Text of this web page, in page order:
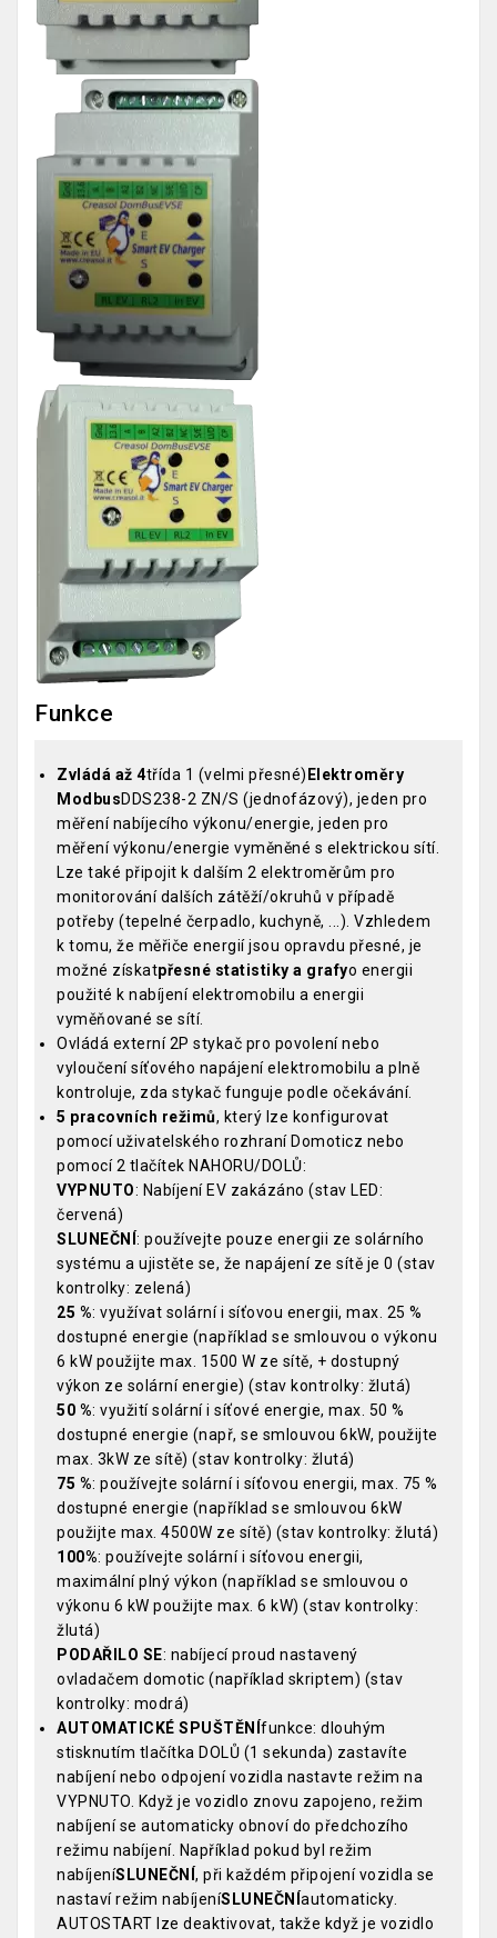
Funkce
Zvládá až 4třída 1 (velmi přesné) Elektroměry
ModbusDDS238-2 ZN/S (jednofázový), jeden pro
měření nabíjecího výkonu/energie, jeden pro
měření výkonu/energie vyměněné s elektrickou sítí.
Lze také připojit k dalším 2 elektroměrům pro
monitorování dalších zátěží/okruhů v případě
potřeby (tepelné čerpadlo, kuchyně, ...). Vzhledem
k tomu, že měřiče energií jsou opravdu přesné, je
možné získatpřesné statistiky a grafyo energii
použité k nabíjení elektromobilu a energii
vyměňované se sítí.
Ovládá externí 2P stykač pro povolení nebo
vyloučení síťového napájení elektromobilu a plně
kontroluje, zda stykač funguje podle očekávání.
5 pracovních režimů, který lze konfigurovat
pomocí uživatelského rozhraní Domoticz nebo
pomocí 2 tlačítek NAHORU/DOLŮ:
VYPNUTO: Nabíjení EV zakázáno (stav LED:
červená)
SLUNEČNÍ : používejte pouze energii ze solárního
systému a ujistěte se, že napájení ze sítě je 0 (stav
kontrolky: zelená)
25 %: využívat solární i síťovou energii, max. 25 %
dostupné energie (například se smlouvou o výkonu
6 kW použijte max. 1500 W ze sítě, + dostupný
výkon ze solární energie) (stav kontrolky: žlutá)
50 %: využití solární i síťové energie, max. 50 %
dostupné energie (např, se smlouvou 6kW, použijte
max. 3kW ze sítě) (stav kontrolky: žlutá)
75 %: používejte solární i síťovou energii, max. 75 %
dostupné energie (například se smlouvou 6kW
použijte max. 4500W ze sítě) (stav kontrolky: žlutá)
100%: používejte solární i síťovou energii,
maximální plný výkon (například se smlouvou o
výkonu 6 kW použijte max. 6 kW) (stav kontrolky:
žlutá)
PODAŘILO SE: nabíjecí proud nastavený
ovladačem domotic (například skriptem) (stav
kontrolky: modrá)
AUTOMATICKÉ SPUŠTĚNÍ funkce: dlouhým
stisknutím tlačítka DOLŮ (1 sekunda) zastavíte
nabíjení nebo odpojení vozidla nastavte režim na
VYPNUTO. Když je vozidlo znovu zapojeno, režim
nabíjení se automaticky obnoví do předchozího
režimu nabíjení. Například pokud byl režim
nabíjeníSLUNEČNÍ , při každém připojení vozidla se
nastaví režim nabíjeníSLUNEČNÍ automaticky.
AUTOSTART lze deaktivovat, takže když je vozidlo